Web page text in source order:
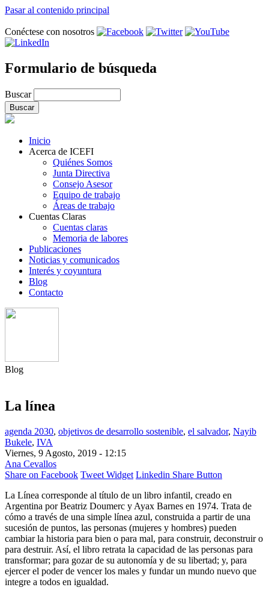
Pasar al contenido principal
Conéctese con nosotros
Formulario de búsqueda
Buscar
Inicio
Acerca de ICEFI
Quiénes Somos
Junta Directiva
Consejo Asesor
Equipo de trabajo
Áreas de trabajo
Cuentas Claras
Cuentas claras
Memoria de labores
Publicaciones
Noticias y comunicados
Interés y coyuntura
Blog
Contacto
Blog
La línea
agenda 2030, objetivos de desarrollo sostenible, el salvador, Nayib
Bukele, IVA
Viernes, 9 Agosto, 2019 - 12:15
Ana Cevallos
Share on Facebook Tweet Widget Linkedin Share Button
La Línea corresponde al título de un libro infantil, creado en
Argentina por Beatriz Doumerc y Ayax Barnes en 1974. Trata de
cómo a través de una simple línea azul, construida a partir de una
sucesión de puntos, las personas (mujeres y hombres) pueden
cambiar la historia para bien o para mal, para construir, deconstruir o
para destruir. Así, el libro retrata la capacidad de las personas para
transformar; para gozar de su autonomía y de su libertad; y, para
ejercer el poder de vencer los males y fundar un mundo nuevo que
integre a todos en igualdad.